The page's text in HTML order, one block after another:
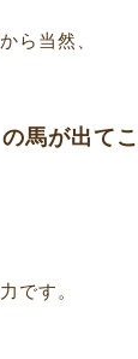
ら当然、
馬が出て
です。